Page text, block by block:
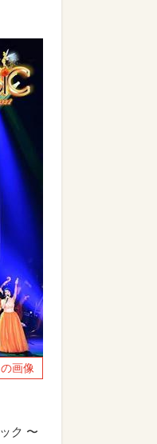
画像
ク 〜